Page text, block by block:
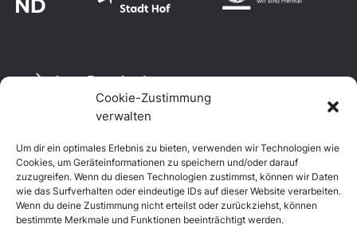
Cookie-Zustimmung
verwalten
Um dir ein optimales Erlebnis zu bieten, verwenden wir Technologien wie
Cookies, um Geräteinformationen zu speichern und/oder darauf
zuzugreifen. Wenn du diesen Technologien zustimmst, können wir Daten
wie das Surfverhalten oder eindeutige IDs auf dieser Website verarbeiten.
Wenn du deine Zustimmung nicht erteilst oder zurückziehst, können
bestimmte Merkmale und Funktionen beeinträchtigt werden.
Logo Download
Datenschutzerklärung
Impressum
Cookie-Richtlinie (EU)